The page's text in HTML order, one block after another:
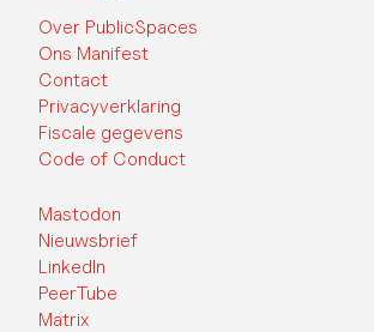
Over PublicSpaces
Ons Manifest
Contact
Privacyverklaring
Fiscale gegevens
Code of Conduct
Mastodon
Nieuwsbrief
LinkedIn
PeerTube
Matrix